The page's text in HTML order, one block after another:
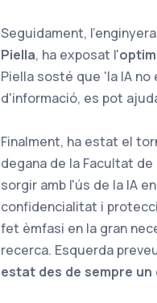
Seguidament,
Piella, ha exposat l'
Piella sosté que 'la IA
d'informació, es pot
Finalment, ha estat el
degana de la Facultat
sorgir amb l'ús de la IA
confidencialitat i
fet èmfasi en la gran
recerca. Esquerda
estat des de sempre